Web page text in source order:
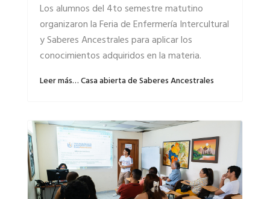
Los alumnos del 4to semestre matutino
organizaron la Feria de Enfermería Intercultural
y Saberes Ancestrales para aplicar los
conocimientos adquiridos en la materia.
Leer más… Casa abierta de Saberes Ancestrales